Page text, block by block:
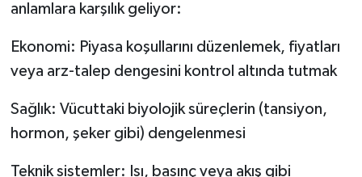
anlamlara karşılık geliyor:
Ekonomi: Piyasa koşullarını düzenlemek, fiyatları
veya arz-talep dengesini kontrol altında tutmak
Sağlık: Vücuttaki biyolojik süreçlerin (tansiyon,
hormon, şeker gibi) dengelenmesi
Teknik sistemler: Isı, basınç veya akış gibi